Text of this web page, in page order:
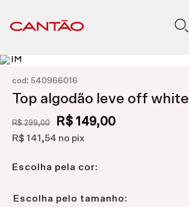
cod : 540966016
Top algodão leve off white
R$ 299,00 R$ 149,00
R$ 141,54 no pix
Escolha pela cor: